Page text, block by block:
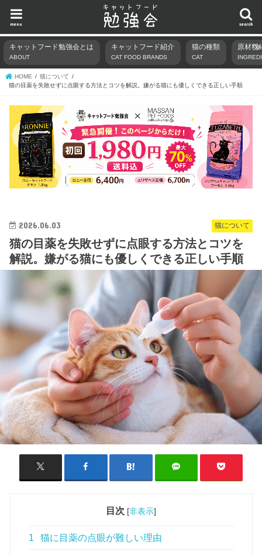
search
menu
キャットフード勉強会とは
ABOUT
キャットフード紹介
CAT FOOD BRANDS
猫の種類
CAT
原材料
HOME
猫について
猫の目薬を失敗せずに点眼する方法とコツを解説。嫌がる猫にも優しくできる正しい手順
猫について
2026.06.03
猫の目薬を失敗せずに点眼する方法とコツを
解説。嫌がる猫にも優しくできる正しい手順
目次 [非表示]
1 猫に目薬の点眼が難しい理由